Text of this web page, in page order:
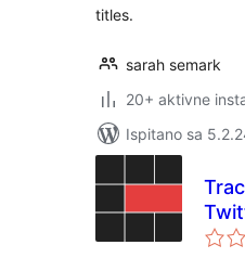
titles.
sarah semark
20+ aktivne
Ispitano sa